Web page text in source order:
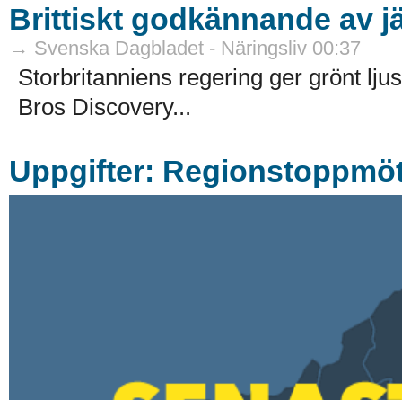
Brittiskt godkännande av
→ Svenska Dagbladet - Näringsliv 00:37
Storbritanniens regering ger grönt
Bros Discovery...
Uppgifter: